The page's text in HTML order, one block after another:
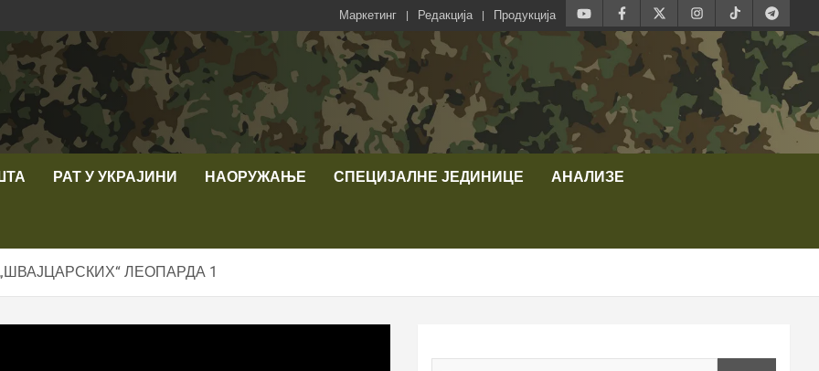
Маркетинг Редакција Продукција
РАТ У УКРАЈИНИ НАОРУЖАЊЕ СПЕЦИЈАЛНЕ ЈЕДИНИЦЕ АНАЛИЗЕ
ЛЕОПАРДА 1